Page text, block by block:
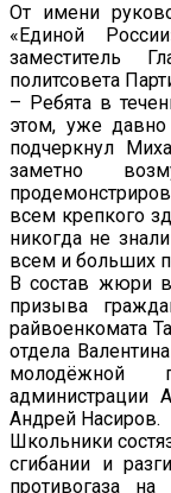
От имени
«Единой
заместитель
политсовета
– Ребята в
этом, уже
подчеркнул
заметно
всем крепкого
никогда не
всем и больших
В состав жюри
призыва
райвоенкомата
отдела
молодёжной
администрации
Андрей Насиров.
Школьники
сгибании и
противогаза на